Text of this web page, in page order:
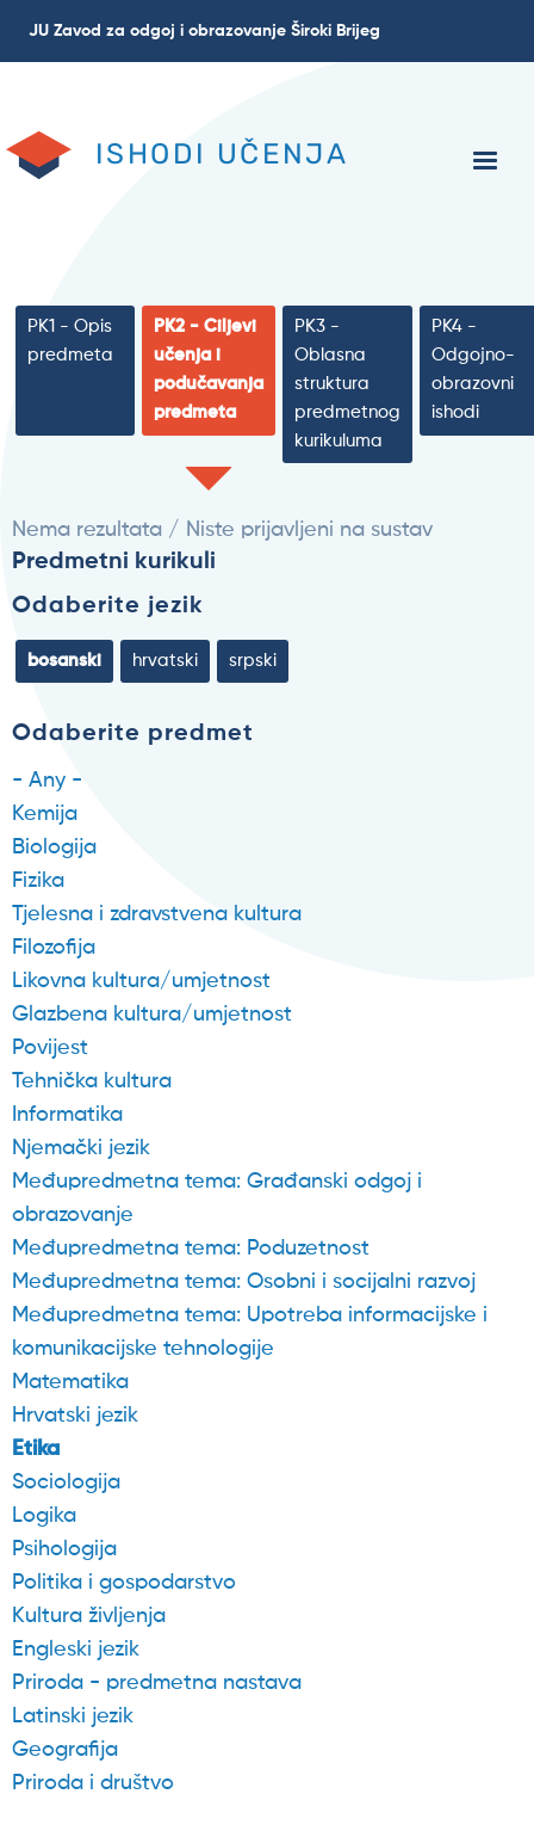
JU Zavod za odgoj i obrazovanje Široki Brijeg
ISHODI UČENJA
PK1 - Opis
predmeta
PK2 - Ciljevi
učenja i
podučavanja
predmeta
PK3 -
Oblasna
struktura
predmetnog
kurikuluma
PK4 -
Odgojno-
obrazovni
ishodi
Nema rezultata / Niste prijavljeni na sustav
Predmetni kurikuli
Odaberite jezik
bosanski hrvatski srpski
Odaberite predmet
- Any -
Kemija
Biologija
Fizika
Tjelesna i zdravstvena kultura
Filozofija
Likovna kultura/umjetnost
Glazbena kultura/umjetnost
Povijest
Tehnička kultura
Informatika
Njemački jezik
Međupredmetna tema: Građanski odgoj i
obrazovanje
Međupredmetna tema: Poduzetnost
Međupredmetna tema: Osobni i socijalni razvoj
Međupredmetna tema: Upotreba informacijske i
komunikacijske tehnologije
Matematika
Hrvatski jezik
Etika
Sociologija
Logika
Psihologija
Politika i gospodarstvo
Kultura življenja
Engleski jezik
Priroda - predmetna nastava
Latinski jezik
Geografija
Priroda i društvo